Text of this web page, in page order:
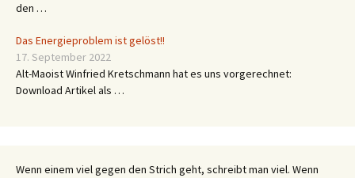
den …
Das Energieproblem ist gelöst!!
17. September 2022
Alt-Maoist Winfried Kretschmann hat es uns vorgerechnet:
Download Artikel als …
Wenn einem viel gegen den Strich geht, schreibt man viel. Wenn